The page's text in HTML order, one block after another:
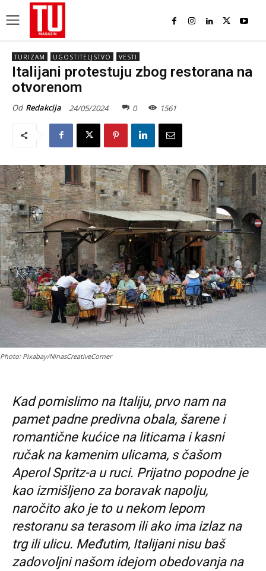
TURIZAM UGOSTITELJSTVO VESTI
Italijani protestuju zbog restorana na
otvorenom
Od Redakcija 24/05/2024 0 1561
Photo: Pixabay/NinasCreativeCorner
Kad pomislimo na Italiju, prvo nam na
pamet padne predivna obala, šarene i
romantične kućice na liticama i kasni
ručak na kamenim ulicama, s čašom
Aperol Spritz-a u ruci. Prijatno popodne je
kao izmišljeno za boravak napolju,
naročito ako je to u nekom lepom
restoranu sa terasom ili ako ima izlaz na
trg ili ulicu. Međutim, Italijani nisu baš
zadovoljni našom idejom obedovanja na